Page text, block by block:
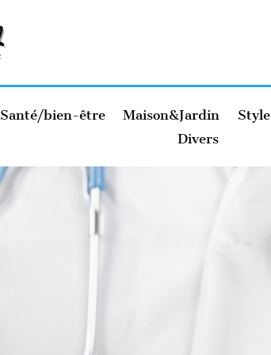
Santé/bien-être Maison&Jardin Style
Divers